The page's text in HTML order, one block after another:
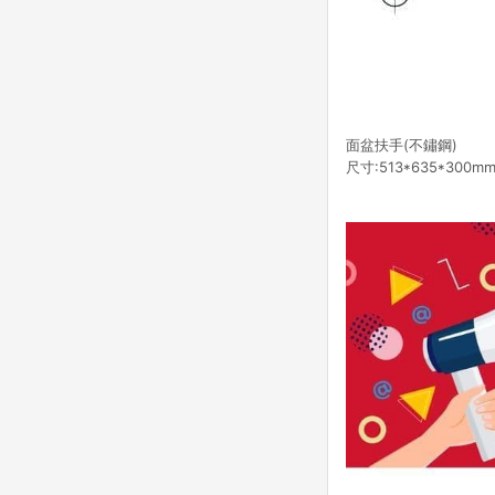
面盆扶手(不鏽鋼)
尺寸:513*635*300mm